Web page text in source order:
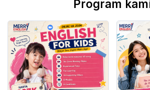
Program